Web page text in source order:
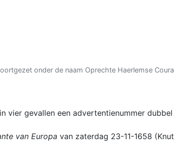
onder de naam Oprechte Haerlemse
vier gevallen een advertentienummer
van Europa van zaterdag 23-11-1658